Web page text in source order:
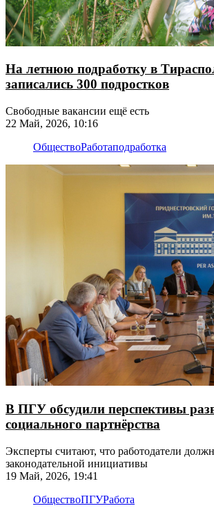
На летнюю подработку в
записались 300 подростков
Свободные вакансии ещё есть
22 Май, 2026, 10:16
ОбществоРаботаподработка
В ПГУ обсудили перспективы
социального партнёрства
Эксперты считают, что работодатели
законодательной инициативы
19 Май, 2026, 19:41
ОбществоПГУРабота